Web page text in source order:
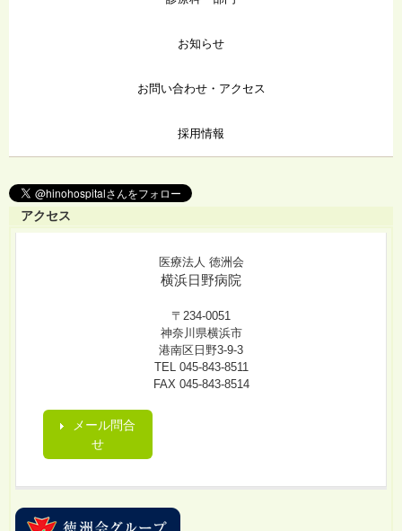
お知らせ
お問い合わせ・アクセス
採用情報
アクセス
医療法人 徳洲会
横浜日野病院
〒234-0051
神奈川県横浜市
港南区日野3-9-3
TEL 045-843-8511
FAX 045-843-8514
メール問合
せ